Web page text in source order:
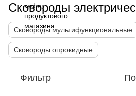
Сковороды
Сковороды мультифункциональные
Сковороды опрокидные
Фильтр